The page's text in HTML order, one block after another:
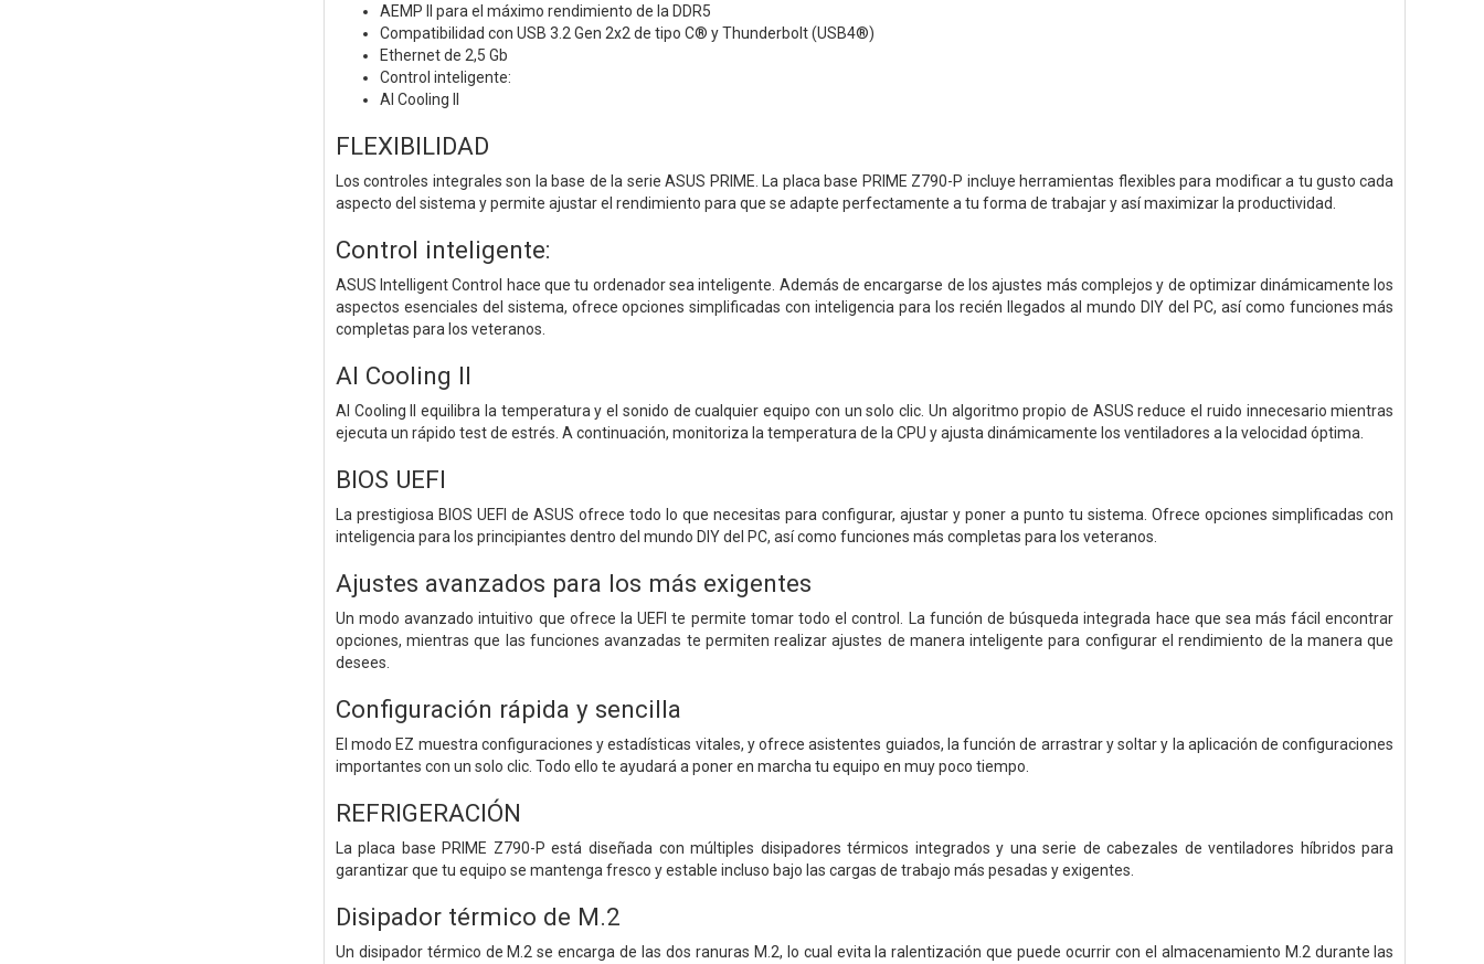
AEMP II para el máximo rendimiento de la DDR5
Compatibilidad con USB 3.2 Gen 2x2 de tipo C® y Thunderbolt (USB4®)
Ethernet de 2,5 Gb
Control inteligente:
AI Cooling II
FLEXIBILIDAD
Los controles integrales son la base de la serie ASUS PRIME. La placa base PRIME Z790-P incluye herramientas flexibles para modificar a tu gusto cada
aspecto del sistema y permite ajustar el rendimiento para que se adapte perfectamente a tu forma de trabajar y así maximizar la productividad.
Control inteligente:
ASUS Intelligent Control hace que tu ordenador sea inteligente. Además de encargarse de los ajustes más complejos y de optimizar dinámicamente los
aspectos esenciales del sistema, ofrece opciones simplificadas con inteligencia para los recién llegados al mundo DIY del PC, así como funciones más
completas para los veteranos.
AI Cooling ll
AI Cooling II equilibra la temperatura y el sonido de cualquier equipo con un solo clic. Un algoritmo propio de ASUS reduce el ruido innecesario mientras
ejecuta un rápido test de estrés. A continuación, monitoriza la temperatura de la CPU y ajusta dinámicamente los ventiladores a la velocidad óptima.
BIOS UEFI
La prestigiosa BIOS UEFI de ASUS ofrece todo lo que necesitas para configurar, ajustar y poner a punto tu sistema. Ofrece opciones simplificadas con
inteligencia para los principiantes dentro del mundo DIY del PC, así como funciones más completas para los veteranos.
Ajustes avanzados para los más exigentes
Un modo avanzado intuitivo que ofrece la UEFI te permite tomar todo el control. La función de búsqueda integrada hace que sea más fácil encontrar
opciones, mientras que las funciones avanzadas te permiten realizar ajustes de manera inteligente para configurar el rendimiento de la manera que
desees.
Configuración rápida y sencilla
El modo EZ muestra configuraciones y estadísticas vitales, y ofrece asistentes guiados, la función de arrastrar y soltar y la aplicación de configuraciones
importantes con un solo clic. Todo ello te ayudará a poner en marcha tu equipo en muy poco tiempo.
REFRIGERACIÓN
La placa base PRIME Z790-P está diseñada con múltiples disipadores térmicos integrados y una serie de cabezales de ventiladores híbridos para
garantizar que tu equipo se mantenga fresco y estable incluso bajo las cargas de trabajo más pesadas y exigentes.
Disipador térmico de M.2
Un disipador térmico de M.2 se encarga de las dos ranuras M.2, lo cual evita la ralentización que puede ocurrir con el almacenamiento M.2 durante las